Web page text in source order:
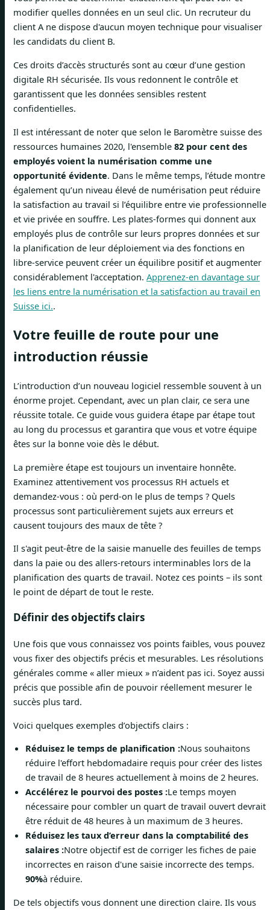
modifier quelles données en un seul clic. Un recruteur du
client A ne dispose d'aucun moyen technique pour visualiser
les candidats du client B.
Ces droits d’accès structurés sont au cœur d’une gestion
digitale RH sécurisée. Ils vous redonnent le contrôle et
garantissent que les données sensibles restent
confidentielles.
Il est intéressant de noter que selon le Baromètre suisse des
ressources humaines 2020, l'ensemble 82 pour cent des
employés voient la numérisation comme une
opportunité évidente. Dans le même temps, l’étude montre
également qu’un niveau élevé de numérisation peut réduire
la satisfaction au travail si l’équilibre entre vie professionnelle
et vie privée en souffre. Les plates-formes qui donnent aux
employés plus de contrôle sur leurs propres données et sur
la planification de leur déploiement via des fonctions en
libre-service peuvent créer un équilibre positif et augmenter
considérablement l'acceptation. Apprenez-en davantage sur
les liens entre la numérisation et la satisfaction au travail en
Suisse ici..
Votre feuille de route pour une
introduction réussie
L’introduction d’un nouveau logiciel ressemble souvent à un
énorme projet. Cependant, avec un plan clair, ce sera une
réussite totale. Ce guide vous guidera étape par étape tout
au long du processus et garantira que vous et votre équipe
êtes sur la bonne voie dès le début.
La première étape est toujours un inventaire honnête.
Examinez attentivement vos processus RH actuels et
demandez-vous : où perd-on le plus de temps ? Quels
processus sont particulièrement sujets aux erreurs et
causent toujours des maux de tête ?
Il s'agit peut-être de la saisie manuelle des feuilles de temps
dans la paie ou des allers-retours interminables lors de la
planification des quarts de travail. Notez ces points – ils sont
le point de départ de tout le reste.
Définir des objectifs clairs
Une fois que vous connaissez vos points faibles, vous pouvez
vous fixer des objectifs précis et mesurables. Les résolutions
générales comme « aller mieux » n’aident pas ici. Soyez aussi
précis que possible afin de pouvoir réellement mesurer le
succès plus tard.
Voici quelques exemples d’objectifs clairs :
Réduisez le temps de planification :Nous souhaitons
réduire l'effort hebdomadaire requis pour créer des listes
de travail de 8 heures actuellement à moins de 2 heures.
Accélérez le pourvoi des postes :Le temps moyen
nécessaire pour combler un quart de travail ouvert devrait
être réduit de 48 heures à un maximum de 3 heures.
Réduisez les taux d’erreur dans la comptabilité des
salaires :Notre objectif est de corriger les fiches de paie
incorrectes en raison d'une saisie incorrecte des temps.
90%à réduire.
De tels objectifs vous donnent une direction claire. Ils vous